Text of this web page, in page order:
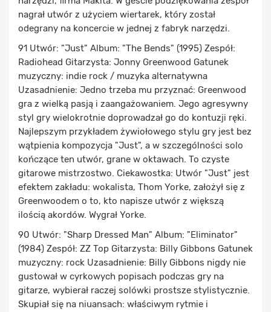
nagrał utwór z użyciem wiertarek, który został
odegrany na koncercie w jednej z fabryk narzędzi.
91 Utwór: "Just" Album: "The Bends" (1995) Zespół:
Radiohead Gitarzysta: Jonny Greenwood Gatunek
muzyczny: indie rock / muzyka alternatywna
Uzasadnienie: Jedno trzeba mu przyznać: Greenwood
gra z wielką pasją i zaangażowaniem. Jego agresywny
styl gry wielokrotnie doprowadzał go do kontuzji ręki.
Najlepszym przykładem żywiołowego stylu gry jest bez
wątpienia kompozycja "Just", a w szczególności solo
kończące ten utwór, grane w oktawach. To czyste
gitarowe mistrzostwo. Ciekawostka: Utwór "Just" jest
efektem zakładu: wokalista, Thom Yorke, założył się z
Greenwoodem o to, kto napisze utwór z większą
ilością akordów. Wygrał Yorke.
90 Utwór: "Sharp Dressed Man" Album: "Eliminator"
(1984) Zespół: ZZ Top Gitarzysta: Billy Gibbons Gatunek
muzyczny: rock Uzasadnienie: Billy Gibbons nigdy nie
gustował w cyrkowych popisach podczas gry na
gitarze, wybierał raczej solówki prostsze stylistycznie.
Skupiał się na niuansach: właściwym rytmie i